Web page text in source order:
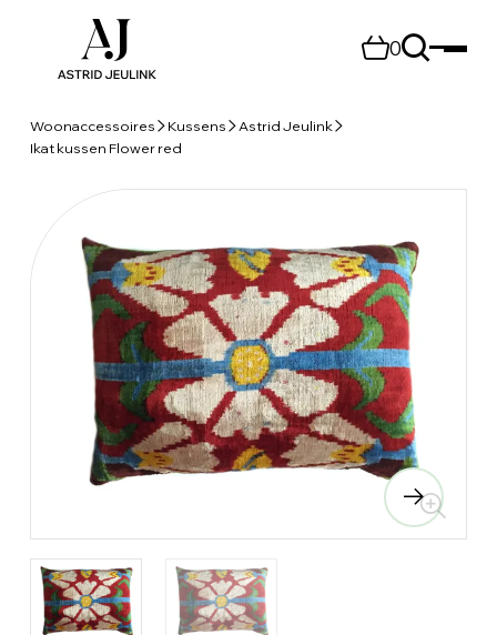
0
Woonaccessoires Kussens
Astrid Jeulink
Ikat kussen Flower red